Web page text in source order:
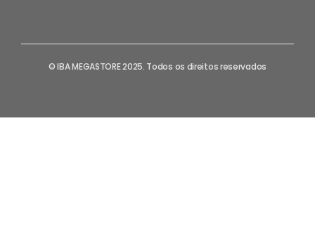
© IBA MEGASTORE 2025. Todos os direitos reservados